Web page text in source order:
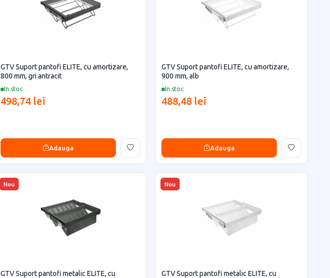
In stoc
GTV Suport pantofi ELITE, cu amortizare,
800 mm, gri antracit
498,74 lei
Adauga
In stoc
GTV Suport pantofi ELITE, cu amortizare,
900 mm, alb
488,48 lei
Adauga
Nou
GTV Suport pantofi metalic ELITE, cu
Nou
GTV Suport pantofi metalic ELITE, cu